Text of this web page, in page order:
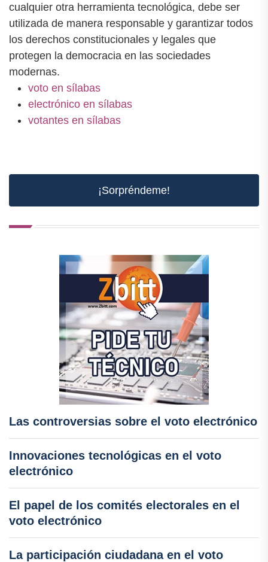
cualquier otra herramienta tecnológica, debe ser
utilizada de manera responsable y garantizar todos
los derechos constitucionales y legales que
protegen la democracia en las sociedades
modernas.
voto en sílabas
electrónico en sílabas
votantes en sílabas
¡Sorpréndeme!
Las controversias sobre el voto electrónico
Innovaciones tecnológicas en el voto
electrónico
El papel de los comités electorales en el
voto electrónico
La participación ciudadana en el voto